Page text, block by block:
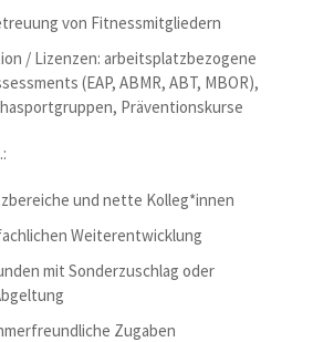
von Fitnessmitgliedern
/ Lizenzen: arbeitsplatzbezogene
(EAP, ABMR, ABT, MBOR),
Präventionskurse
und nette Kolleg*innen
Weiterentwicklung
mit Sonderzuschlag oder
Zugaben